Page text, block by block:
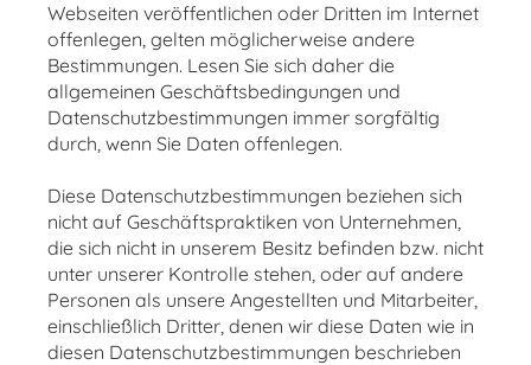
Webseiten veröffentlichen oder Dritten im Internet
offenlegen, gelten möglicherweise andere
Bestimmungen. Lesen Sie sich daher die
allgemeinen Geschäftsbedingungen und
Datenschutzbestimmungen immer sorgfältig
durch, wenn Sie Daten offenlegen.
Diese Datenschutzbestimmungen beziehen sich
nicht auf Geschäftspraktiken von Unternehmen,
die sich nicht in unserem Besitz befinden bzw. nicht
unter unserer Kontrolle stehen, oder auf andere
Personen als unsere Angestellten und Mitarbeiter,
einschließlich Dritter, denen wir diese Daten wie in
diesen Datenschutzbestimmungen beschrieben